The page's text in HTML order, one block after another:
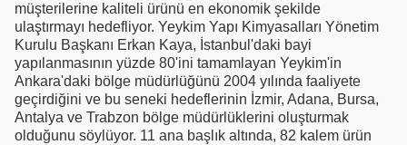
müşterilerine kaliteli ürünü en ekonomik şekilde
ulaştırmayı hedefliyor. Yeykim Yapı Kimyasalları Yönetim
Kurulu Başkanı Erkan Kaya, İstanbul'daki bayi
yapılanmasının yüzde 80'ini tamamlayan Yeykim'in
Ankara'daki bölge müdürlüğünü 2004 yılında faaliyete
geçirdiğini ve bu seneki hedeflerinin İzmir, Adana, Bursa,
Antalya ve Trabzon bölge müdürlüklerini oluşturmak
olduğunu söylüyor. 11 ana başlık altında, 82 kalem ürün